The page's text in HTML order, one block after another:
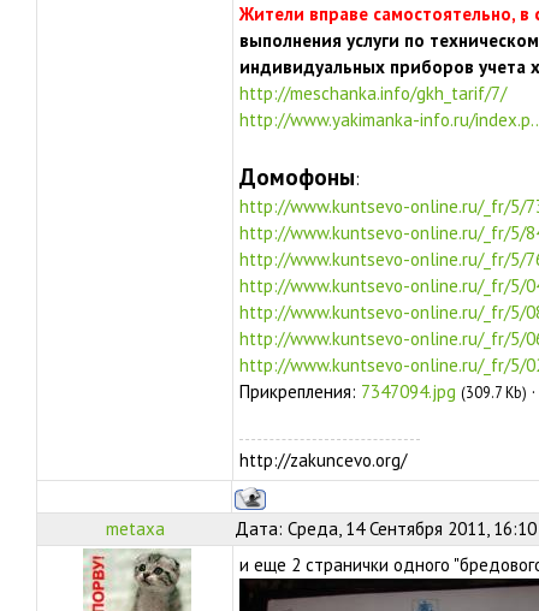
Жители вправе самостоятельно, в
выполнения услуги по
индивидуальных приборов учета
http://meschanka.info/gkh_tarif/7/
http://www.yakimanka-info.ru/
Домофоны:
http://www.kuntsevo-online.ru/_fr/5/
http://www.kuntsevo-online.ru/_fr/5/
http://www.kuntsevo-online.ru/_fr/5/
http://www.kuntsevo-online.ru/_fr/5/
http://www.kuntsevo-online.ru/_fr/5/
http://www.kuntsevo-online.ru/_fr/5/
http://www.kuntsevo-online.ru/_fr/5/
Прикрепления: 7347094.jpg (309.7 Kb) ·
http://zakuncevo.org/
metaxa Дата: Среда, 14 Сентября 2011,
и еще 2 странички одного